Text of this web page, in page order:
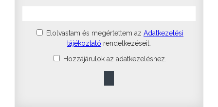
Elolvastam és megértettem az Adatkezelési
tájékoztató rendelkezéseit.
Hozzájárulok az adatkezeléshez.